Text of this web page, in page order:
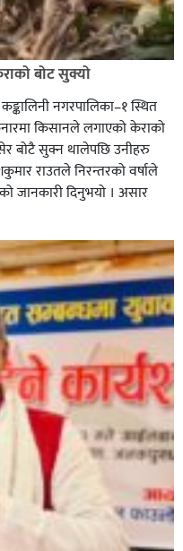
बोट सुक्यो
नगरपालिका–१ स्थित
किसानले लगाएको केराको
बोटै सुक्न थालेपछि उनीहरु
राउतले निरन्तरको वर्षाले
जानकारी दिनुभयो । असार